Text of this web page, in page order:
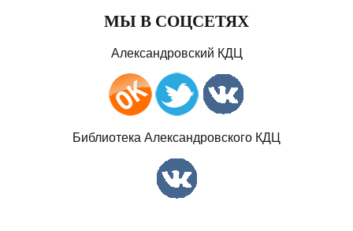
МЫ В СОЦСЕТЯХ
Александровский КДЦ
Библиотека Александровского КДЦ